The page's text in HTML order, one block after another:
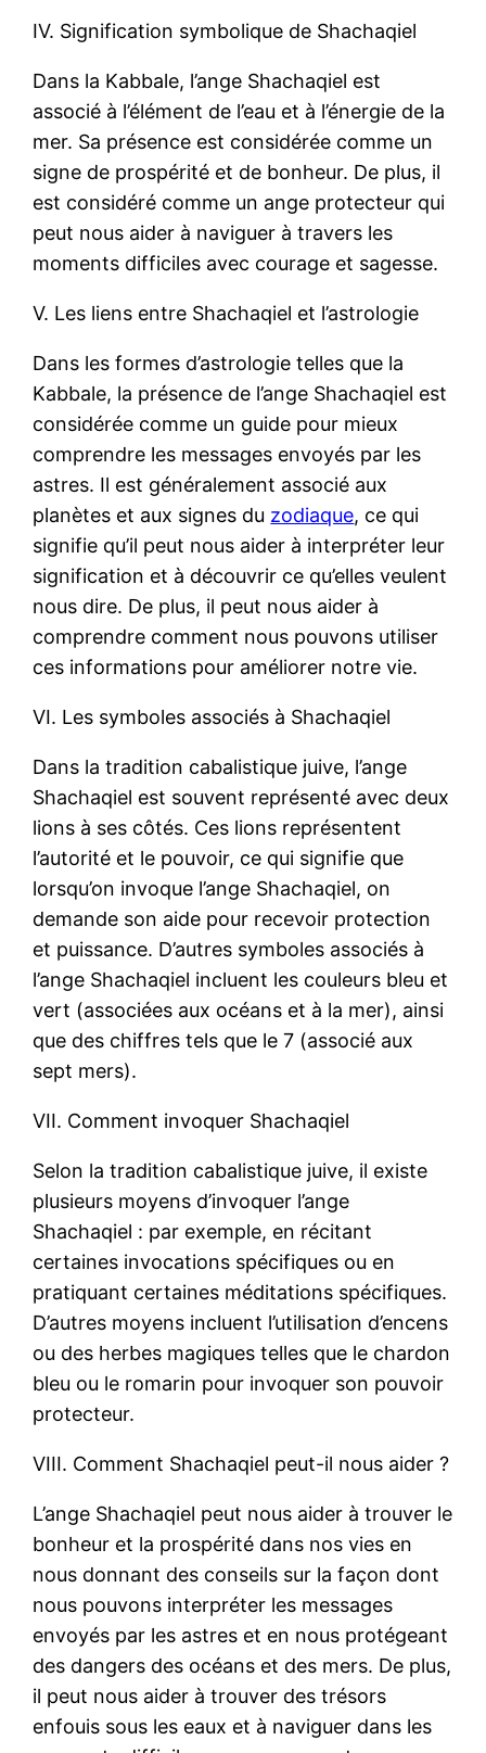
IV. Signification symbolique de Shachaqiel
Dans la Kabbale, l’ange Shachaqiel est
associé à l’élément de l’eau et à l’énergie de la
mer. Sa présence est considérée comme un
signe de prospérité et de bonheur. De plus, il
est considéré comme un ange protecteur qui
peut nous aider à naviguer à travers les
moments difficiles avec courage et sagesse.
V. Les liens entre Shachaqiel et l’astrologie
Dans les formes d’astrologie telles que la
Kabbale, la présence de l’ange Shachaqiel est
considérée comme un guide pour mieux
comprendre les messages envoyés par les
astres. Il est généralement associé aux
planètes et aux signes du zodiaque, ce qui
signifie qu’il peut nous aider à interpréter leur
signification et à découvrir ce qu’elles veulent
nous dire. De plus, il peut nous aider à
comprendre comment nous pouvons utiliser
ces informations pour améliorer notre vie.
VI. Les symboles associés à Shachaqiel
Dans la tradition cabalistique juive, l’ange
Shachaqiel est souvent représenté avec deux
lions à ses côtés. Ces lions représentent
l’autorité et le pouvoir, ce qui signifie que
lorsqu’on invoque l’ange Shachaqiel, on
demande son aide pour recevoir protection
et puissance. D’autres symboles associés à
l’ange Shachaqiel incluent les couleurs bleu et
vert (associées aux océans et à la mer), ainsi
que des chiffres tels que le 7 (associé aux
sept mers).
VII. Comment invoquer Shachaqiel
Selon la tradition cabalistique juive, il existe
plusieurs moyens d’invoquer l’ange
Shachaqiel : par exemple, en récitant
certaines invocations spécifiques ou en
pratiquant certaines méditations spécifiques.
D’autres moyens incluent l’utilisation d’encens
ou des herbes magiques telles que le chardon
bleu ou le romarin pour invoquer son pouvoir
protecteur.
VIII. Comment Shachaqiel peut-il nous aider ?
L’ange Shachaqiel peut nous aider à trouver le
bonheur et la prospérité dans nos vies en
nous donnant des conseils sur la façon dont
nous pouvons interpréter les messages
envoyés par les astres et en nous protégeant
des dangers des océans et des mers. De plus,
il peut nous aider à trouver des trésors
enfouis sous les eaux et à naviguer dans les